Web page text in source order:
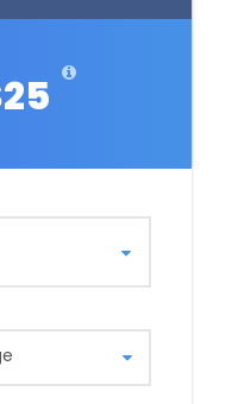
culminar con un
nuevas.
(español /